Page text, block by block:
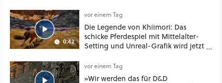
0:42
vor einem Tag
Die Legende von Khiimori: Das
schicke Pferdespiel mit Mittelalter-
Setting und Unreal-Grafik wird jetzt
vor einem Tag
»Wir werden das für D&D